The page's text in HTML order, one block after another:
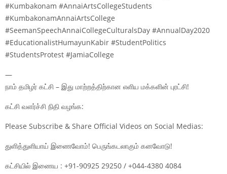
#Kumbakonam #AnnaiArtsCollegeStudents
#KumbakonamAnnaiArtsCollege
#SeemanSpeechAnnaiCollegeCulturalsDay #AnnualDay2020
#EducationalistHumayunKabir #StudentPolitics
#StudentsProtest #JamiaCollege
—
நாம் தமிழர் கட்சி – இது மாற்றத்திற்கான எளிய மக்களின் புரட்சி!
கட்சி வளர்ச்சி நிதி வழங்க:
Please Subscribe & Share Official Videos on Social Medias:
துளித்துளியாய் இணைவோம்! பெருங்கடலாகும் கனவோடு!
கட்சியில் இணைய : +91-90925 29250 / +044-4380 4084